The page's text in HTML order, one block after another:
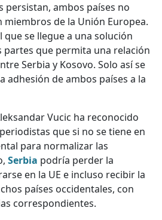
persistan, ambos países no
de la Unión Europea.
se llegue a una solución
partes que permita una relación
Serbia y Kosovo. Solo así se
adhesión de ambos países a la
Vucic ha reconocido
que si no se tiene en
para normalizar las
Serbia podría perder la
en la UE e incluso recibir la
países occidentales, con
correspondientes.